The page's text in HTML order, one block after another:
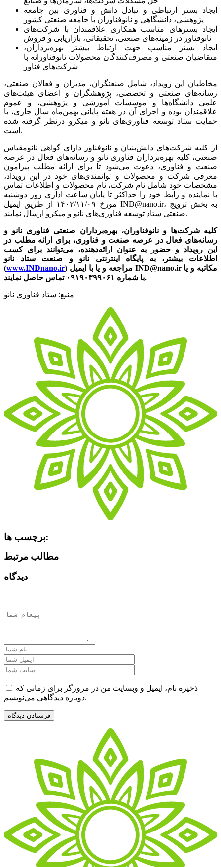
ایجاد بستر ارتباطی و تبادل دانش و فناوری بین جامعه
پژوهشی، دانشگاهی و نانوفناوران با جامعه صنعتی کشور
ایجاد بسترهای مناسب همکاری علاقمندان با شرکت‌های
نانوفناور در زمینه‌های صنعتی، تحقیقاتی، بازاریابی و فروش
ایجاد بستر مناسب جهت ارتباط بیشتر بهره‌برداران،
متقاضیان صنعتی و مصرف‌کنندگان محصولات نانوفناورانه با
شرکت‌های فناور
مخاطبان این رویداد، شامل صنعتگران، مدیران و فعالان صنعتی،
رسانه‌های صنعتی و تخصصی، پژوهشگران و اعضای هیئت‌های
علمی دانشگاه‌ها و موسسات آموزشی و پژوهشی، و عموم
علاقمندان بوده و اجرای آن در هفته پایانی بهمن‌ماه سال جاری، با
حمایت ستاد توسعه فناوری‌های نانو و میکرو درنظر گرفته شده
است.
از کلیه شرکت‌های دانش‌بنیان و نانوفناور دارای گواهی نانومقیاس
صنعتی، کلیه بهره‌برداران فناوری نانو و رسانه‌های فعال در عرصه
صنعت و فناوری، دعوت می‌شود تا برای ارائه مطلب پیرامون
معرفی شرکت و محصولات و توانمندی‌های خود در این رویداد،
مشخصات خود شامل نام شرکت، نام محصولات و اطلاعات تماس
با نماینده و رابط خود را حداکثر تا پایان ساعت اداری روز دوشنبه
مورخ ۱۴۰۲/۱۱/۰۹ از طریق ایمیل IND@nano.ir، به بخش ترویج
صنعتی ستاد توسعه فناوری‌های نانو و میکرو ارسال نمایند.
کلیه شرکت‌ها و نانوفناوران، بهره‌برداران صنعتی فناوری نانو و
رسانه‌های فعال در عرصه صنعت و فناوری، برای ارائه مطلب در
این رویداد و حضور به عنوان ارائه‌دهنده، می‌توانند برای کسب
اطلاعات بیشتر، به پایگاه اینترنتی نانو و صنعت ستاد نانو
(www.INDnano.ir) مراجعه و یا با ایمیل IND@nano.ir مکاتبه و یا
با شماره ۰۹۱۹۰۳۹۹۰۶۱ تماس حاصل نمایند.
منبع: ستاد فناوری نانو
برچسب ها:
مطالب مرتبط
دیدگاه
ذخیره نام، ایمیل و وبسایت من در مرورگر برای زمانی که
دوباره دیدگاهی می‌نویسم.